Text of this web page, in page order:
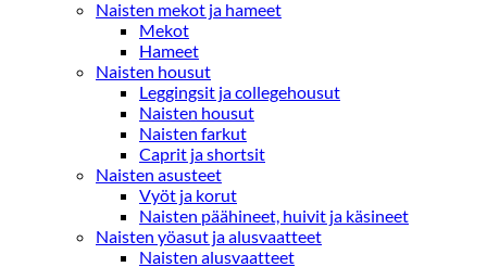
Naisten mekot ja hameet
Mekot
Hameet
Naisten housut
Leggingsit ja collegehousut
Naisten housut
Naisten farkut
Caprit ja shortsit
Naisten asusteet
Vyöt ja korut
Naisten päähineet, huivit ja käsineet
Naisten yöasut ja alusvaatteet
Naisten alusvaatteet